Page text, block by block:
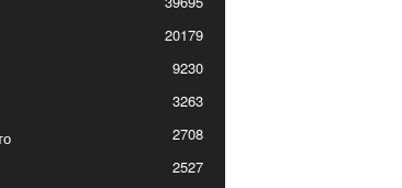
20179
9230
3263
2708
2527